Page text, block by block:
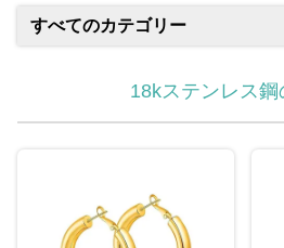
すべてのカテゴリー
18kステンレス鋼